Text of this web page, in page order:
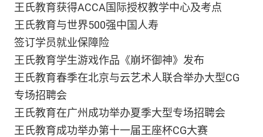
王氏教育获得ACCA国际授权教学中心及考点
王氏教育与世界500强中国人寿
签订学员就业保障险
王氏教育学生游戏作品《崩坏御神》发布
王氏教育春季在北京与云艺术人联合举办大型CG
专场招聘会
王氏教育在广州成功举办夏季大型专场招聘会
王氏教育成功举办第十一届王座杯CG大赛